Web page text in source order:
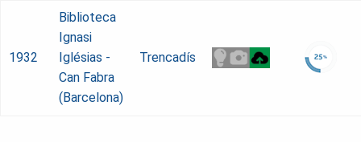
1932
Biblioteca
Ignasi
Iglésias -
Can Fabra
(Barcelona)
Trencadís